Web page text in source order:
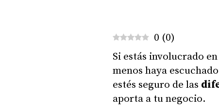
0 (0)
Si estás involucrado
menos haya
estés seguro de las
aporta a tu negocio.